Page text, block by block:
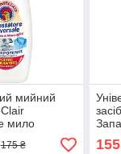
мийний
мило
175 ₴